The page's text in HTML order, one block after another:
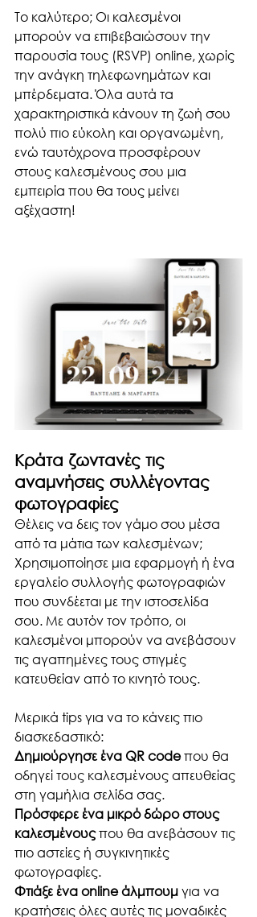
Το καλύτερο; Οι καλεσμένοι
μπορούν να επιβεβαιώσουν την
παρουσία τους (RSVP) online, χωρίς
την ανάγκη τηλεφωνημάτων και
μπέρδεματα. Όλα αυτά τα
χαρακτηριστικά κάνουν τη ζωή σου
πολύ πιο εύκολη και οργανωμένη,
ενώ ταυτόχρονα προσφέρουν
στους καλεσμένους σου μια
εμπειρία που θα τους μείνει
αξέχαστη!
Κράτα ζωντανές τις
αναμνήσεις συλλέγοντας
φωτογραφίες
Θέλεις να δεις τον γάμο σου μέσα
από τα μάτια των καλεσμένων;
Χρησιμοποίησε μια εφαρμογή ή ένα
εργαλείο συλλογής φωτογραφιών
που συνδέεται με την ιστοσελίδα
σου. Με αυτόν τον τρόπο, οι
καλεσμένοι μπορούν να ανεβάσουν
τις αγαπημένες τους στιγμές
κατευθείαν από το κινητό τους.
Μερικά tips για να το κάνεις πιο
διασκεδαστικό:
Δημιούργησε ένα QR code που θα
οδηγεί τους καλεσμένους απευθείας
στη γαμήλια σελίδα σας.
Πρόσφερε ένα μικρό δώρο στους
καλεσμένους που θα ανεβάσουν τις
πιο αστείες ή συγκινητικές
φωτογραφίες.
Φτιάξε ένα online άλμπουμ για να
κρατήσεις όλες αυτές τις μοναδικές